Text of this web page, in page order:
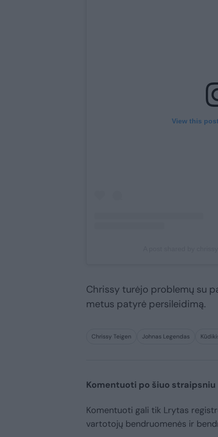
View this
Chrissy turėjo problemų su
metus patyrė persileidimą.
Chrissy Teigen Johnas Legendas
Komentuoti po šiuo straipsniu
Komentuoti gali tik Lrytas
vartotojų bendruomenės ir